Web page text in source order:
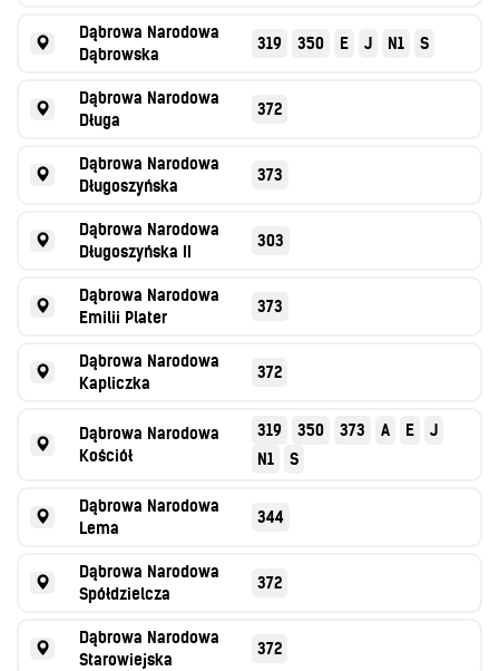
Dąbrowa Narodowa
Dąbrowska
319 350 E J N1 S
Dąbrowa Narodowa
Długa
372
Dąbrowa Narodowa
Długoszyńska
373
Dąbrowa Narodowa
Długoszyńska II
303
Dąbrowa Narodowa
Emilii Plater
373
Dąbrowa Narodowa
Kapliczka
372
Dąbrowa Narodowa
Kościół
319 350 373 A E
J
N1
S
Dąbrowa Narodowa
Lema
344
Dąbrowa Narodowa
Spółdzielcza
372
Dąbrowa Narodowa
Starowiejska
372